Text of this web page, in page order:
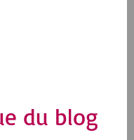
du blog